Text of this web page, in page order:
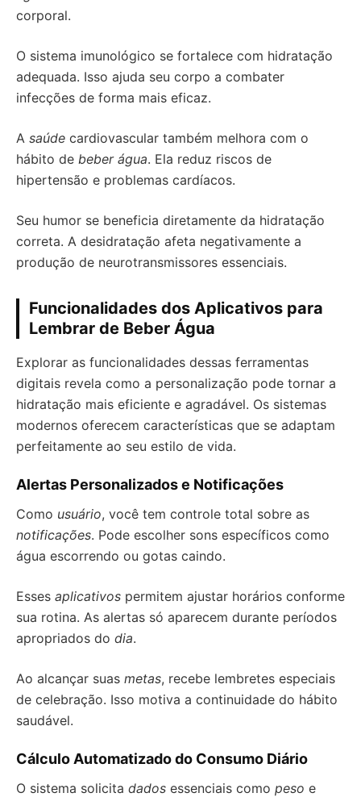
corporal.
O sistema imunológico se fortalece com hidratação
adequada. Isso ajuda seu corpo a combater
infecções de forma mais eficaz.
A saúde cardiovascular também melhora com o
hábito de beber água. Ela reduz riscos de
hipertensão e problemas cardíacos.
Seu humor se beneficia diretamente da hidratação
correta. A desidratação afeta negativamente a
produção de neurotransmissores essenciais.
Funcionalidades dos Aplicativos para
Lembrar de Beber Água
Explorar as funcionalidades dessas ferramentas
digitais revela como a personalização pode tornar a
hidratação mais eficiente e agradável. Os sistemas
modernos oferecem características que se adaptam
perfeitamente ao seu estilo de vida.
Alertas Personalizados e Notificações
Como usuário, você tem controle total sobre as
notificações. Pode escolher sons específicos como
água escorrendo ou gotas caindo.
Esses aplicativos permitem ajustar horários conforme
sua rotina. As alertas só aparecem durante períodos
apropriados do dia.
Ao alcançar suas metas, recebe lembretes especiais
de celebração. Isso motiva a continuidade do hábito
saudável.
Cálculo Automatizado do Consumo Diário
O sistema solicita dados essenciais como peso e